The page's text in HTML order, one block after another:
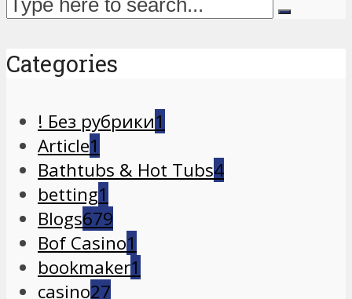
Categories
! Без рубрики1
Article1
Bathtubs & Hot Tubs4
betting1
Blogs679
Bof Casino1
bookmaker1
casino27